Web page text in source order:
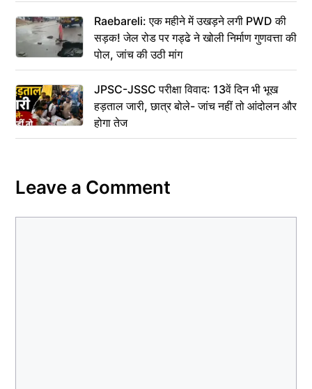
Raebareli: एक महीने में उखड़ने लगी PWD की
सड़क! जेल रोड पर गड्ढे ने खोली निर्माण गुणवत्ता की
पोल, जांच की उठी मांग
JPSC-JSSC परीक्षा विवाद: 13वें दिन भी भूख
हड़ताल जारी, छात्र बोले- जांच नहीं तो आंदोलन और
होगा तेज
Leave a Comment